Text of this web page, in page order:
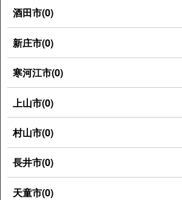
酒田市(0)
新庄市(0)
寒河江市(0)
上山市(0)
村山市(0)
長井市(0)
天童市(0)